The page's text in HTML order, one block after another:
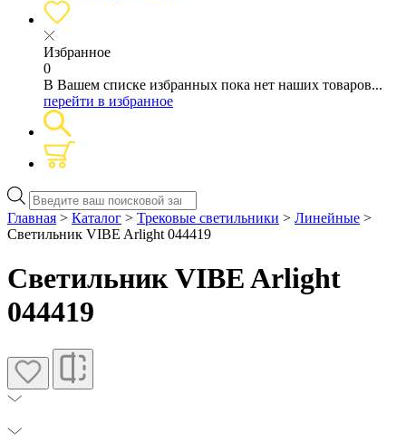
Избранное
0
В Вашем списке избранных пока нет наших товаров...
перейти в избранное
Поиск
товаров
Главная > Каталог > Трековые светильники > Линейные >
Светильник VIBE Arlight 044419
Светильник VIBE Arlight
044419